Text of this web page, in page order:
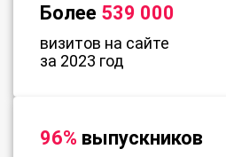
Более 539 000
визитов на сайте
за 2023 год
96% выпускников